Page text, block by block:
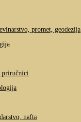
promet, geodezija
priručnici
nafta